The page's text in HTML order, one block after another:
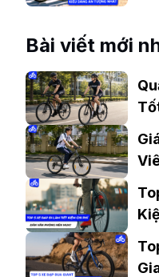
Bài viết mới